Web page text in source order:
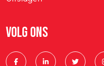
VOLG ONS